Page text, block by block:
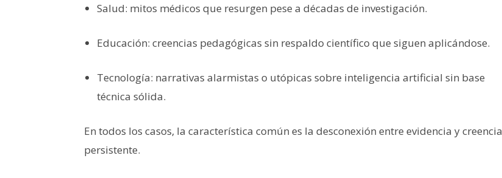
Salud: mitos médicos que resurgen pese a décadas de investigación.
Educación: creencias pedagógicas sin respaldo científico que siguen aplicándose.
Tecnología: narrativas alarmistas o utópicas sobre inteligencia artificial sin base
técnica sólida.
En todos los casos, la característica común es la desconexión entre evidencia y creencia
persistente.